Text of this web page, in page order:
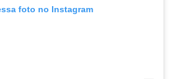
foto no Instagram